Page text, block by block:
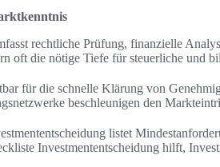
rechtliche Prüfung, finanzielle
oft die nötige Tiefe für steuerliche und
für die schnelle Klärung von
beschleunigen den
listet
Investmententscheidung hilft,